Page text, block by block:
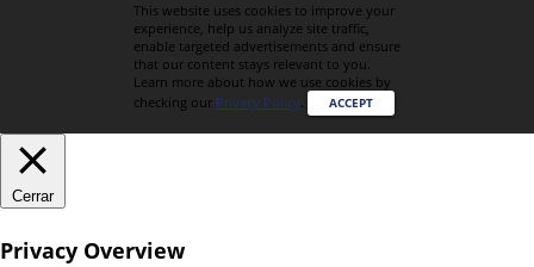
This website uses cookies to improve your
experience, help us analyze site traffic,
enable targeted advertisements and ensure
that our content stays relevant to you.
Learn more about how we use cookies by
checking our Privacy Policy. ACCEPT
Cerrar
Privacy Overview